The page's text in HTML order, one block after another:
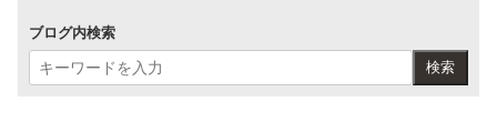
ブログ内検索
検索